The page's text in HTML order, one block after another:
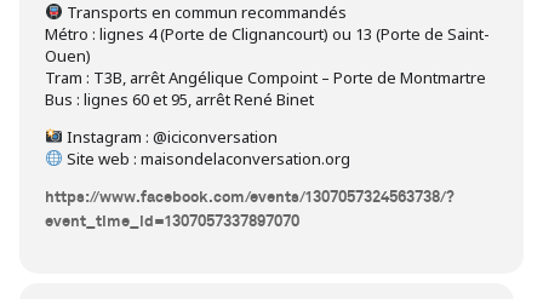
Transports en commun recommandés
Métro : lignes 4 (Porte de Clignancourt) ou 13 (Porte de Saint-
Ouen)
Tram : T3B, arrêt Angélique Compoint – Porte de Montmartre
Bus : lignes 60 et 95, arrêt René Binet
Instagram : @iciconversation
Site web : maisondelaconversation.org
https://www.facebook.com/events/1307057324563738/?
event_time_id=1307057337897070